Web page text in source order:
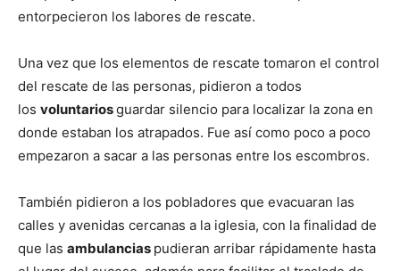
entorpecieron los labores de rescate.
Una vez que los elementos de rescate tomaron el control
del rescate de las personas, pidieron a todos
los voluntariosguardar silencio para localizar la zona en
donde estaban los atrapados. Fue así como poco a poco
empezaron a sacar a las personas entre los escombros.
También pidieron a los pobladores que evacuaran las
calles y avenidas cercanas a la iglesia, con la finalidad de
que las ambulancias pudieran arribar rápidamente hasta